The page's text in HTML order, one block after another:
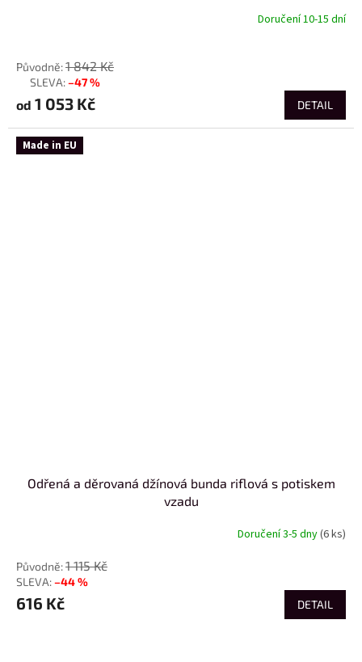
Doručení 10-15 dní
1 842 Kč
–47 %
od 1 053 Kč DETAIL
Made in EU
Odřená a děrovaná džínová bunda riflová s potiskem
vzadu
Doručení 3-5 dny(6 ks)
1 115 Kč
–44 %
616 Kč DETAIL